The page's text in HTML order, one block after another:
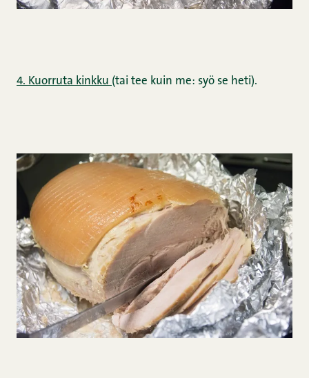
4. Kuorruta kinkku (tai tee kuin me: syö se heti).